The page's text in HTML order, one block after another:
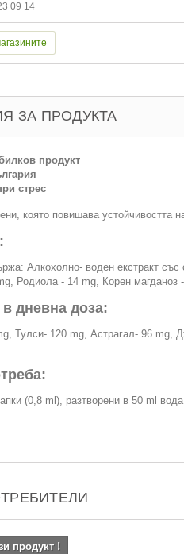
09 14
ЗА ПРОДУКТА
продукт
стрес
която повишава устойчивостта
Алкохолно- воден екстракт
Родиола - 14 mg, Корен
дневна доза:
Тулси- 120 mg, Астрагал- 96
(0,8 ml), разтворени в 50 ml
продукт !